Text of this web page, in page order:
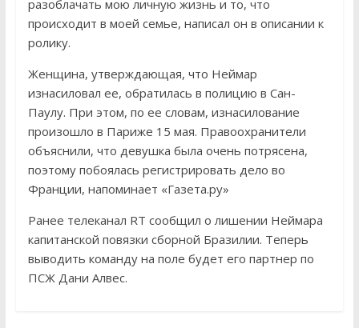
разоблачать мою личную жизнь и то, что
происходит в моей семье, написал он в описании к
ролику.
Женщина, утверждающая, что Неймар
изнасиловал ее, обратилась в полицию в Сан-
Паулу. При этом, по ее словам, изнасилование
произошло в Париже 15 мая. Правоохранители
объяснили, что девушка была очень потрясена,
поэтому побоялась регистрировать дело во
Франции, напоминает «Газета.ру»
Ранее телеканал RT сообщил о лишении Неймара
капитанской повязки сборной Бразилии. Теперь
выводить команду на поле будет его партнер по
ПСЖ Дани Алвес.